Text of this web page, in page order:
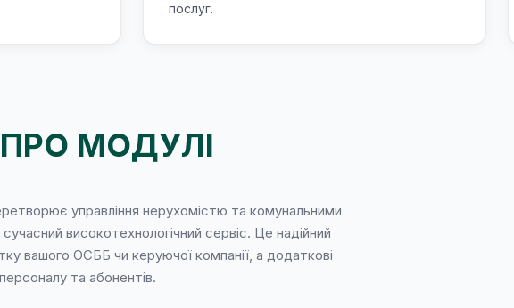
послуг.
МОДУЛІ
управління нерухомістю та комунальними
високотехнологічний сервіс. Це надійний
вашого ОСББ чи керуючої компанії, а додаткові
та абонентів.